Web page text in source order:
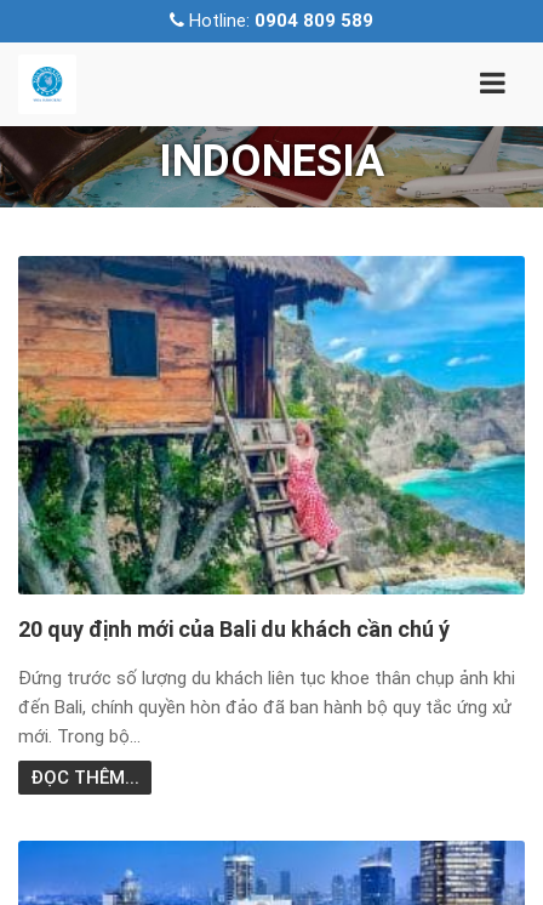
Hotline: 0904 809 589
INDONESIA
20 quy định mới của Bali du khách cần chú ý
Đứng trước số lượng du khách liên tục khoe thân chụp ảnh khi
đến Bali, chính quyền hòn đảo đã ban hành bộ quy tắc ứng xử
mới. Trong bộ...
ĐỌC THÊM...